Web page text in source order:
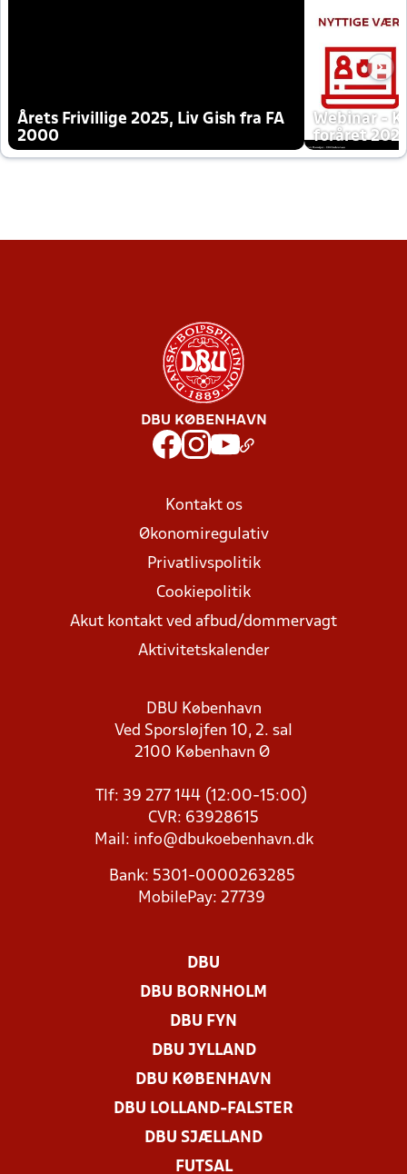
Årets Frivillige 2025, Liv Gish fra FA
2000
Webinar -
foråret
DBU KØBENHAVN
Kontakt os
Økonomiregulativ
Privatlivspolitik
Cookiepolitik
Akut kontakt ved afbud/dommervagt
Aktivitetskalender
DBU København
Ved Sporsløjfen 10, 2. sal
2100 København Ø
Tlf: 39 277 144 (12:00-15:00)
CVR: 63928615
Mail: info@dbukoebenhavn.dk
Bank: 5301-0000263285
MobilePay: 27739
DBU
DBU BORNHOLM
DBU FYN
DBU JYLLAND
DBU KØBENHAVN
DBU LOLLAND-FALSTER
DBU SJÆLLAND
FUTSAL